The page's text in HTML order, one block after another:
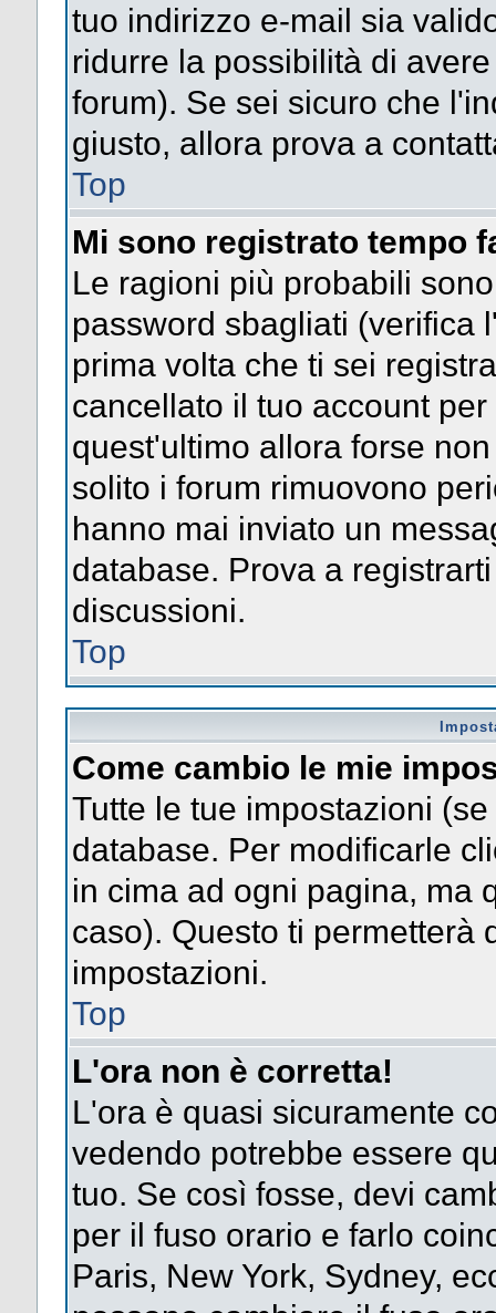
tuo indirizzo e-mail sia
ridurre la possibilità di
forum). Se sei sicuro che
giusto, allora prova a
Top
Mi sono registrato tempo
Le ragioni più probabili
password sbagliati (verifica
prima volta che ti sei
cancellato il tuo account
quest'ultimo allora forse
solito i forum rimuovono
hanno mai inviato un
database. Prova a
discussioni.
Top
Come cambio le mie
Tutte le tue impostazioni
database. Per modificarle
in cima ad ogni pagina, ma
caso). Questo ti permetterà
impostazioni.
Top
L'ora non è corretta!
L'ora è quasi sicuramente
vedendo potrebbe essere
tuo. Se così fosse, devi
per il fuso orario e farlo
Paris, New York, Sydney,